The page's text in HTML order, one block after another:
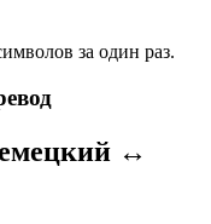
за один раз.
↔